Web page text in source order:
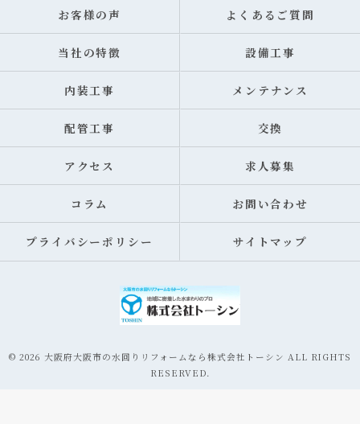
お客様の声 よくあるご質問
当社の特徴 設備工事
内装工事 メンテナンス
配管工事 交換
アクセス 求人募集
コラム お問い合わせ
プライバシーポリシー サイトマップ
© 2026 大阪府大阪市の水回りリフォームなら株式会社トーシン ALL RIGHTS
RESERVED.